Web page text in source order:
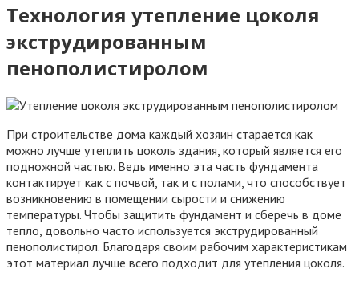
Технология утепление цоколя
экструдированным
пенополистиролом
При строительстве дома каждый хозяин старается как
можно лучше утеплить цоколь здания, который является его
подножной частью. Ведь именно эта часть фундамента
контактирует как с почвой, так и с полами, что способствует
возникновению в помещении сырости и снижению
температуры. Чтобы защитить фундамент и сберечь в доме
тепло, довольно часто используется экструдированный
пенополистирол. Благодаря своим рабочим характеристикам
этот материал лучше всего подходит для утепления цоколя.